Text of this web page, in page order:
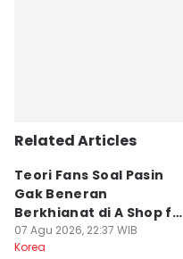
Related Articles
Teori Fans Soal Pasin
Gak Beneran
Berkhianat di A Shop for
Killers 2
07 Agu 2026, 22:37 WIB
Korea